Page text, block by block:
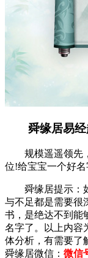
舜缘居易经
规模遥遥领先，
位!给宝宝一个好
舜缘居提示：如
与不足都是需要很
书，是绝达不到能
名字了。以上内容
体分析，有需要了
舜缘居微信： 微信